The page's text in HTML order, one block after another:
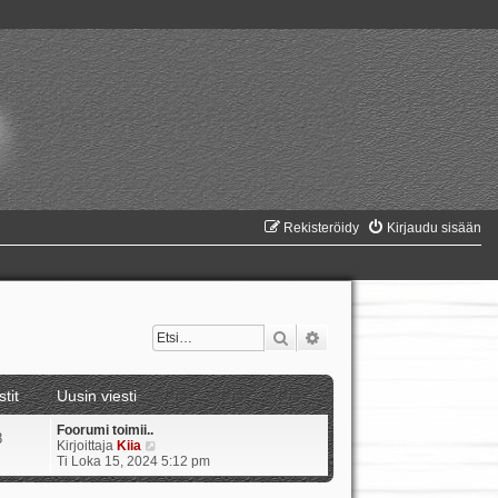
Kirjaudu sisään
Rekisteröidy
Etsi
Uusin viesti
Foorumi toimii..
Kirjoittaja Kiia
ä
y
Ti Loka 15, 2024 5:12 pm